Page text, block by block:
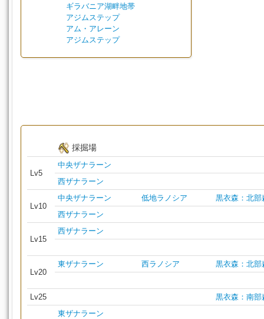
ギラバニア湖畔地帯
アジムステップ
アム・アレーン
アジムステップ
採掘場
Lv5
中央ザナラーン
西ザナラーン
Lv10
中央ザナラーン 低地ラノシア
黒衣森：北部
西ザナラーン
Lv15
西ザナラーン
Lv20
東ザナラーン 西ラノシア 黒衣森：北部
Lv25 黒衣森：南部
東ザナラーン